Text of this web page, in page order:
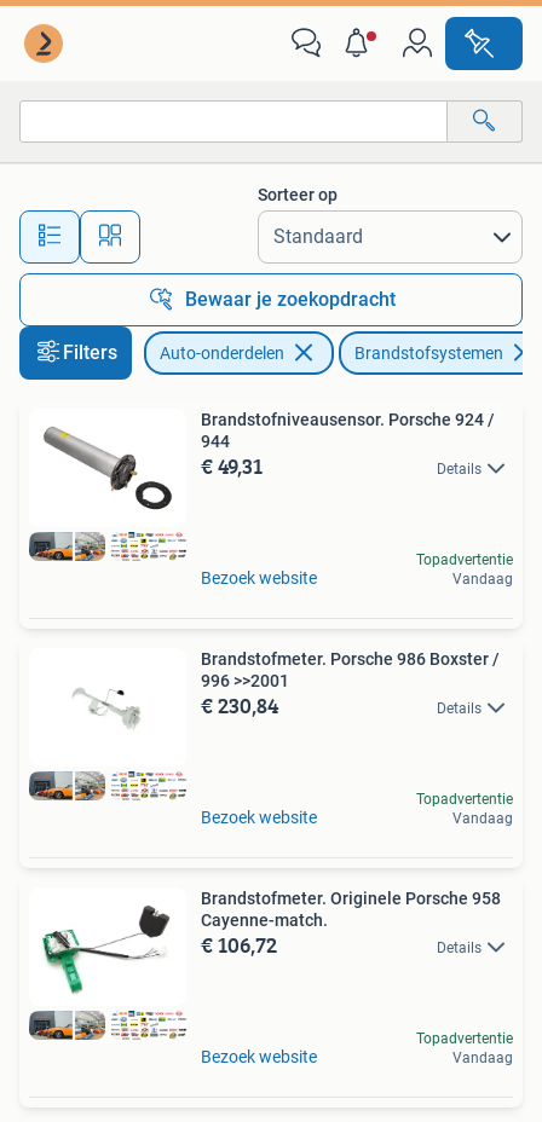
Alle afstanden…
Sorteer op
Bewaar je zoekopdracht
Filters Auto-onderdelen Brandstofsystemen
Brandstofniveausensor. Porsche 924 /
944
€ 49,31 Details
Bezoek website
Topadvertentie
Vandaag
Brandstofmeter. Porsche 986 Boxster /
996 >>2001
€ 230,84 Details
Bezoek website
Topadvertentie
Vandaag
Brandstofmeter. Originele Porsche 958
Cayenne-match.
€ 106,72 Details
Bezoek website
Topadvertentie
Vandaag